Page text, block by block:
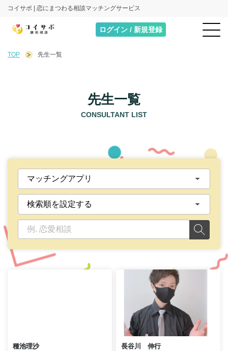
コイサポ | 恋にまつわる相談マッチングサービス
ログイン / 新規登録
TOP 先生一覧
先生一覧
CONSULTANT LIST
種池理沙 長谷川 伸行